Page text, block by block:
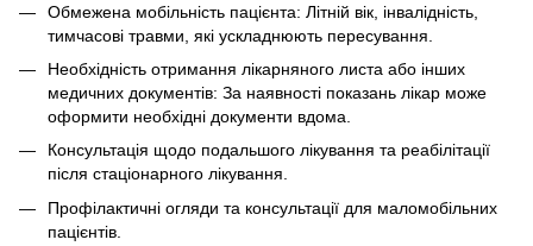
Обмежена мобільність пацієнта: Літній вік, інвалідність,
тимчасові травми, які ускладнюють пересування.
Необхідність отримання лікарняного листа або інших
медичних документів: За наявності показань лікар може
оформити необхідні документи вдома.
Консультація щодо подальшого лікування та реабілітації
після стаціонарного лікування.
Профілактичні огляди та консультації для маломобільних
пацієнтів.